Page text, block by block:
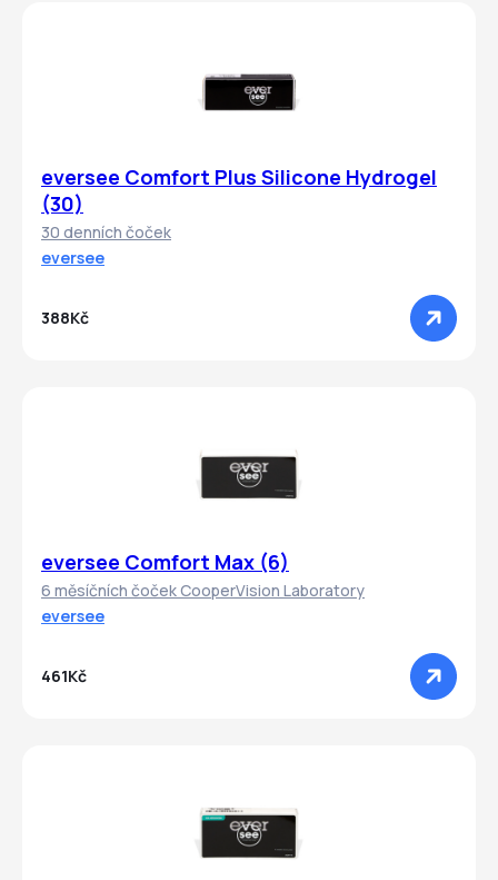
eversee Comfort Plus Silicone Hydrogel
(30)
30 denních čoček
eversee
388Kč
eversee Comfort Max (6)
6 měsíčních čoček CooperVision Laboratory
eversee
461Kč